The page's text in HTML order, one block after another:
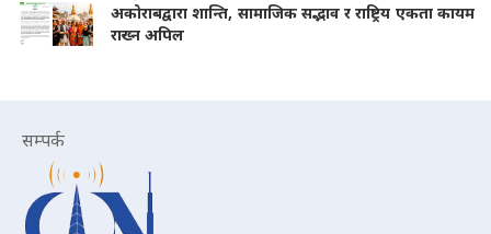
अकोराबद्वारा शान्ति, सामाजिक सद्भाव र राष्ट्रिय एकता कायम
राख्न अपिल
सम्पर्क